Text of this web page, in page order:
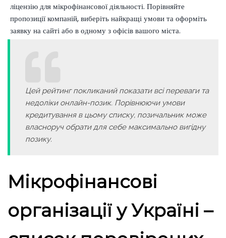
ліцензію для мікрофінансової діяльності. Порівняйте
пропозиції компаній, виберіть найкращі умови та оформіть
заявку на сайті або в одному з офісів вашого міста.
Цей рейтинг покликаний показати всі переваги та
недоліки онлайн-позик. Порівнюючи умови
кредитування в цьому списку, позичальник може
власноруч обрати для себе максимально вигідну
позику.
Мікрофінансові
організації у Україні –